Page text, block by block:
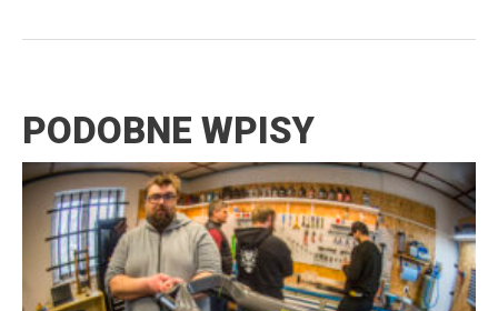
PODOBNE WPISY